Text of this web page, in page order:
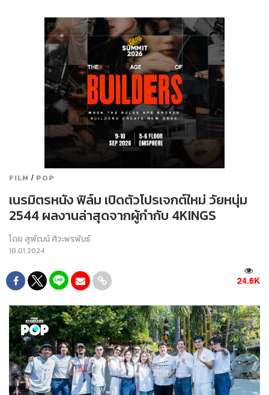
FILM / POP
เนรมิตรหนัง ฟิล์ม เปิดตัวโปรเจกต์ใหม่ วัยหนุ่ม
2544 ผลงานล่าสุดจากผู้กำกับ 4KINGS
โดย สุพัฒน์ ศิวะพรพันธ์
18.01.2024
24.6K